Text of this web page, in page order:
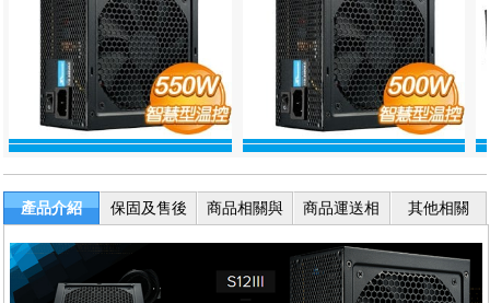
產品介紹
保固及售後
服務
商品相關與
退換貨
商品運送相
關
其他相關